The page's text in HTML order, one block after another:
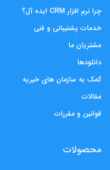
چرا نرم افزار CRM ایده آل؟
خدمات پشتیبانی و فنی
مشتریان ما
دانلودها
کمک به سازمان های خیریه
مقالات
قوانین و مقررات
محصولات